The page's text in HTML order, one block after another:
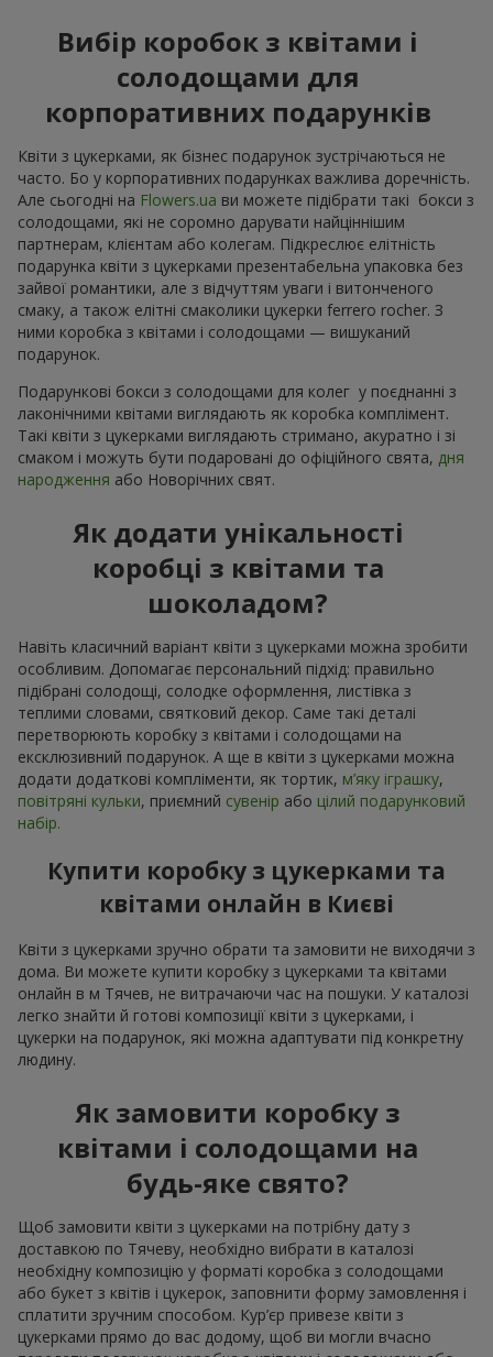
Вибір коробок з квітами і
солодощами для
корпоративних подарунків
Квіти з цукерками, як бізнес подарунок зустрічаються не
часто. Бо у корпоративних подарунках важлива доречність.
Але сьогодні на Flowers.ua ви можете підібрати такі бокси з
солодощами, які не соромно дарувати найціннішим
партнерам, клієнтам або колегам. Підкреслює елітність
подарунка квіти з цукерками презентабельна упаковка без
зайвої романтики, але з відчуттям уваги і витонченого
смаку, а також елітні смаколики цукерки ferrero rocher. З
ними коробка з квітами і солодощами — вишуканий
подарунок.
Подарункові бокси з солодощами для колег у поєднанні з
лаконічними квітами виглядають як коробка комплімент.
Такі квіти з цукерками виглядають стримано, акуратно і зі
смаком і можуть бути подаровані до офіційного свята, дня
народження або Новорічних свят.
Як додати унікальності
коробці з квітами та
шоколадом?
Навіть класичний варіант квіти з цукерками можна зробити
особливим. Допомагає персональний підхід: правильно
підібрані солодощі, солодке оформлення, листівка з
теплими словами, святковий декор. Саме такі деталі
перетворюють коробку з квітами і солодощами на
ексклюзивний подарунок. А ще в квіти з цукерками можна
додати додаткові компліменти, як тортик, м’яку іграшку,
повітряні кульки, приємний сувенір або цілий подарунковий
набір.
Купити коробку з цукерками та
квітами онлайн в Києві
Квіти з цукерками зручно обрати та замовити не виходячи з
дома. Ви можете купити коробку з цукерками та квітами
онлайн в м Тячев, не витрачаючи час на пошуки. У каталозі
легко знайти й готові композиції квіти з цукерками, і
цукерки на подарунок, які можна адаптувати під конкретну
людину.
Як замовити коробку з
квітами і солодощами на
будь-яке свято?
Щоб замовити квіти з цукерками на потрібну дату з
доставкою по Тячеву, необхідно вибрати в каталозі
необхідну композицію у форматі коробка з солодощами
або букет з квітів і цукерок, заповнити форму замовлення і
сплатити зручним способом. Кур’єр привезе квіти з
цукерками прямо до вас додому, щоб ви могли вчасно